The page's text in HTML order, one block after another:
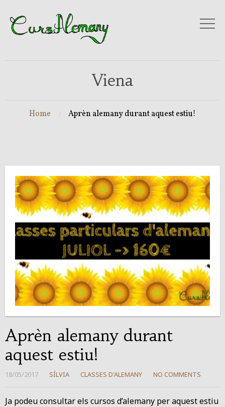
Viena
Home Aprèn alemany durant aquest estiu!
Aprèn alemany durant
aquest estiu!
18/05/2017 SÍLVIA CLASSES D'ALEMANY NO COMMENTS
Ja podeu consultar els cursos d’alemany per aquest estiu